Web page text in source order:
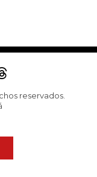
reservados.